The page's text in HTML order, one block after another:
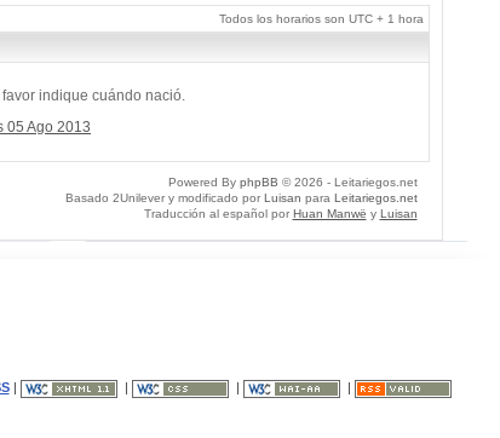
Todos los horarios son UTC + 1 hora
indique cuándo nació.
05 Ago 2013
Powered By phpBB © 2026 - Leitariegos.net
Basado 2Unilever y modificado por Luisan para Leitariegos.net
Traducción al español por Huan Manwë y Luisan
|